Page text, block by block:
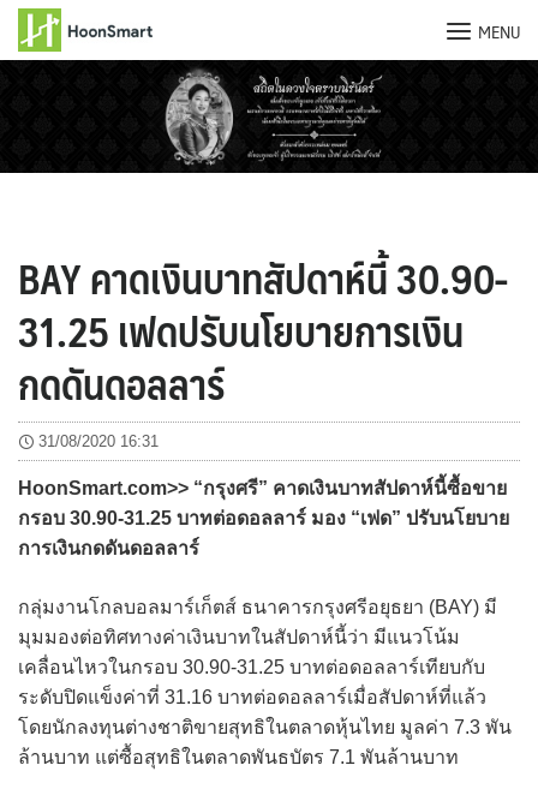
MENU
BAY คาดเงินบาทสัปดาห์นี้ 30.90-
31.25 เฟดปรับนโยบายการเงิน
กดดันดอลลาร์
31/08/2020 16:31
HoonSmart.com>> “กรุงศรี” คาดเงินบาทสัปดาห์นี้ซื้อขาย
กรอบ 30.90-31.25 บาทต่อดอลลาร์ มอง “เฟด” ปรับนโยบาย
การเงินกดดันดอลลาร์
กลุ่มงานโกลบอลมาร์เก็ตส์ ธนาคารกรุงศรีอยุธยา (BAY) มี
มุมมองต่อทิศทางค่าเงินบาทในสัปดาห์นี้ว่า มีแนวโน้ม
เคลื่อนไหวในกรอบ 30.90-31.25 บาทต่อดอลลาร์เทียบกับ
ระดับปิดแข็งค่าที่ 31.16 บาทต่อดอลลาร์เมื่อสัปดาห์ที่แล้ว
โดยนักลงทุนต่างชาติขายสุทธิในตลาดหุ้นไทย มูลค่า 7.3 พัน
ล้านบาท แต่ซื้อสุทธิในตลาดพันธบัตร 7.1 พันล้านบาท